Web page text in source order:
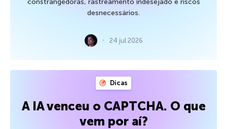
desnecessários.
24 jul 2026
Dicas
A IA venceu o CAPTCHA. O que
vem por aí?